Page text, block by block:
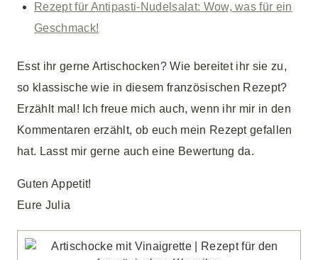
Rezept für Antipasti-Nudelsalat: Wow, was für ein
Geschmack!
Esst ihr gerne Artischocken? Wie bereitet ihr sie zu,
so klassische wie in diesem französischen Rezept?
Erzählt mal! Ich freue mich auch, wenn ihr mir in den
Kommentaren erzählt, ob euch mein Rezept gefallen
hat. Lasst mir gerne auch eine Bewertung da.
Guten Appetit!
Eure Julia